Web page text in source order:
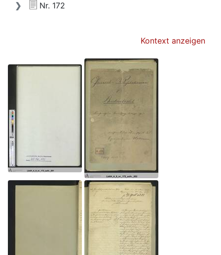
Nr. 172
Kontext anzeigen